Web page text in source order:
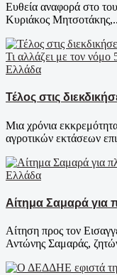
Ευθεία αναφορά στο
Κυριάκος
Ελλάδα
Τέλος στις
Μια χρόνια
αγροτικών εκτάσεων
Ελλάδα
Αίτημα Σαμαρά για
Αίτηση προς τον
Αντώνης Σαμαράς,